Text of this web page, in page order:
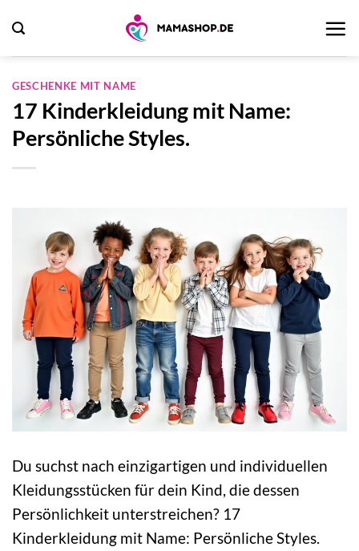
Inhalt
springen
GESCHENKE MIT NAME
17 Kinderkleidung mit Name:
Persönliche Styles.
Du suchst nach einzigartigen und individuellen
Kleidungsstücken für dein Kind, die dessen
Persönlichkeit unterstreichen? 17
Kinderkleidung mit Name: Persönliche Styles.